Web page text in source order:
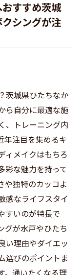
すすめ茨城
シングが注
茨城県ひたちなか
ら自分に最適な施
、トレーニング内
年注目を集めるキ
ィメイクはもちろ
彩な魅力を持って
や独特のカッコよ
感なライフスタイ
すいのが特長で
グが水戸やひたち
い理由やダイエッ
選びのポイントま